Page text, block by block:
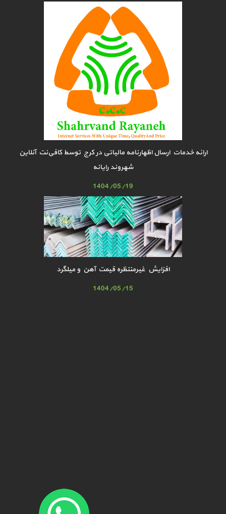
ارائه خدمات ارسال اظهارنامه مالیاتی در کرج توسط کافی‌نت آنلاین
شهروند رایانه
1404/05/19
افزایش غیرمنتظره قیمت آهن و میلگرد
1404/05/15